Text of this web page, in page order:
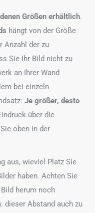
Größen erhältlich.
hängt von der Größe
Anzahl der zu
Sie Ihr Bild nicht zu
an Ihrer Wand
bei einzeln
Je größer, desto
über die
oben in der
aus, wieviel Platz Sie
haben. Achten Sie
herum noch
dieser Abstand auch zu